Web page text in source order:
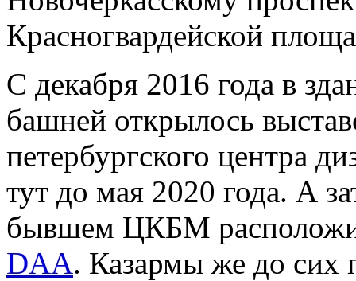
Красногвардейской
С декабря 2016 года в
башней открылось
петербургского центра
тут до мая 2020 года. А
бывшем ЦКБМ
DAA. Казармы же до сих